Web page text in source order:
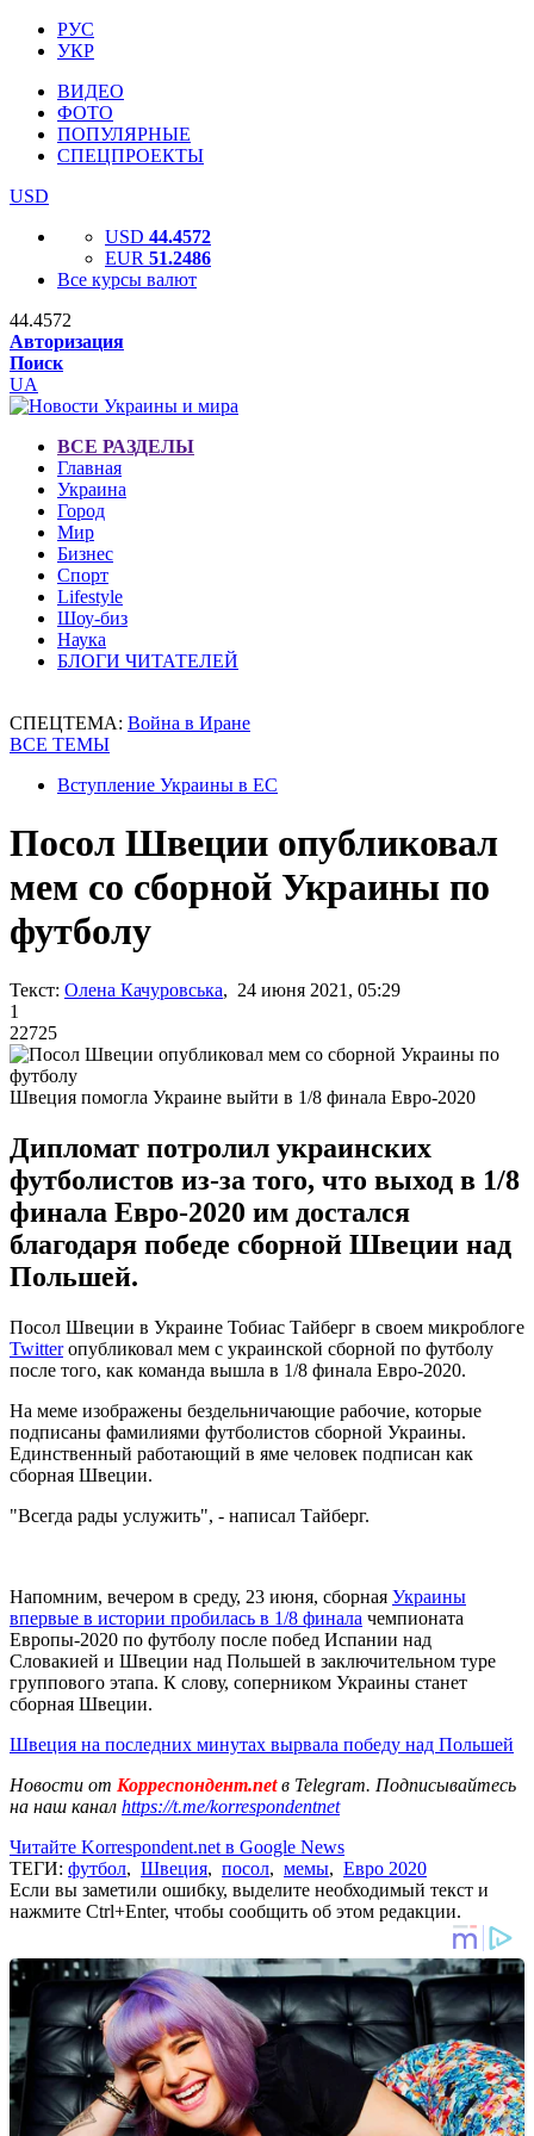
РУС
УКР
ВИДЕО
ФОТО
ПОПУЛЯРНЫЕ
СПЕЦПРОЕКТЫ
USD
USD 44.4572
EUR 51.2486
Все курсы валют
44.4572
Авторизация
Поиск
UA
ВСЕ РАЗДЕЛЫ
Главная
Украина
Город
Мир
Бизнес
Спорт
Lifestyle
Шоу-биз
Наука
БЛОГИ ЧИТАТЕЛЕЙ
СПЕЦТЕМА: Война в Иране
ВСЕ ТЕМЫ
Вступление Украины в ЕС
Посол Швеции опубликовал
мем со сборной Украины по
футболу
Текст: Олена Качуровська, 24 июня 2021, 05:29
1
22725
Швеция помогла Украине выйти в 1/8 финала Евро-2020
Дипломат потролил украинских
футболистов из-за того, что выход в 1/8
финала Евро-2020 им достался
благодаря победе сборной Швеции над
Польшей.
Посол Швеции в Украине Тобиас Тайберг в своем микроблоге
Twitterопубликовал мем с украинской сборной по футболу
после того, как команда вышла в 1/8 финала Евро-2020.
На меме изображены бездельничающие рабочие, которые
подписаны фамилиями футболистов сборной Украины.
Единственный работающий в яме человек подписан как
сборная Швеции.
"Всегда рады услужить", - написал Тайберг.
Напомним, вечером в среду, 23 июня, сборная Украины
впервые в истории пробилась в 1/8 финала чемпионата
Европы-2020 по футболу после побед Испании над
Словакией и Швеции над Польшей в заключительном туре
группового этапа. К слову, соперником Украины станет
сборная Швеции.
Швеция на последних минутах вырвала победу над Польшей
Новости от Корреспондент.netв Telegram. Подписывайтесь
на наш канал https://t.me/korrespondentnet
Читайте Korrespondent.net в Google News
ТЕГИ: футбол, Швеция, посол, мемы, Евро 2020
Если вы заметили ошибку, выделите необходимый текст и
нажмите Ctrl+Enter, чтобы сообщить об этом редакции.